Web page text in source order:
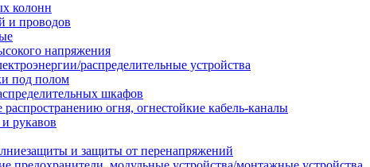
колонн
и проводов
напряжения
распределительные устройства
под полом
шкафов
огня, огнестойкие кабель-каналы
рукавов
и защиты от перенапряжений